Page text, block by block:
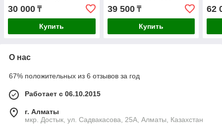
бензина, масла, метанола
30 000 ₸
Купить
39 500₸
Купить
62
О нас
67% положительных из 6 отзывов за год
Работает с 06.10.2015
г. Алматы
мкр. Достык, ул. Садвакасова, 25А, Алматы, Казахстан